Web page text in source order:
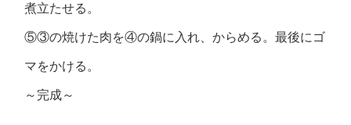
煮立たせる。
⑤③の焼けた肉を④の鍋に入れ、からめる。最後にゴ
マをかける。
～完成～